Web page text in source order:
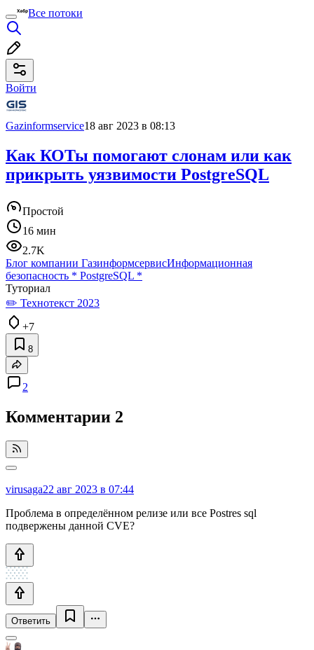
Все потоки
Войти
Gazinformservice18 авг 2023 в 08:13
Как КОТы помогают слонам или как
прикрыть уязвимости PostgreSQL
Простой
16 мин
2.7K
Блог компании ГазинформсервисИнформационная
безопасность * PostgreSQL *
Туториал
✏️ Технотекст 2023
+7
8
2
Комментарии 2
virusaga22 авг 2023 в 07:44
Проблема в определённом релизе или все Postres sql
подвержены данной CVE?
Ответить